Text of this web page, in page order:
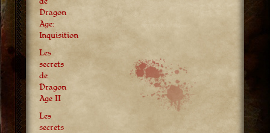
Dragon
Age:
Inquisition
Les
secrets
de
Dragon
Age II
Les
secrets